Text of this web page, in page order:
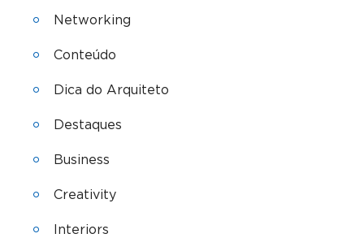
Networking
Conteúdo
Dica do Arquiteto
Destaques
Business
Creativity
Interiors